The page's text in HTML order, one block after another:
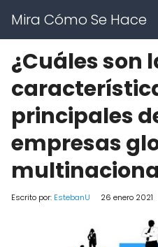
Mira Cómo Se Hace
¿Cuáles son
principales
empresas
Escrito por: EstebanU 26 enero 2021